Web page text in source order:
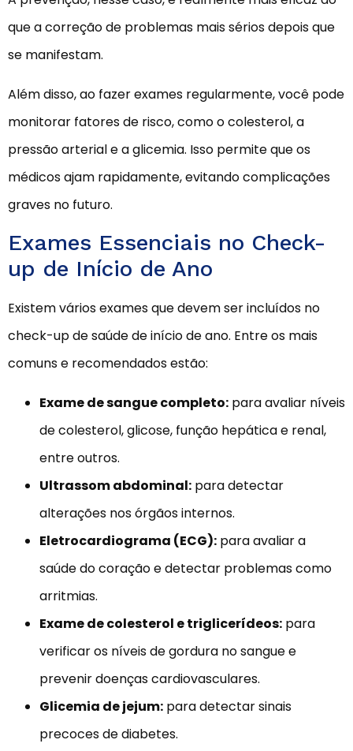
que a correção de problemas mais sérios depois que
se manifestam.
Além disso, ao fazer exames regularmente, você pode
monitorar fatores de risco, como o colesterol, a
pressão arterial e a glicemia. Isso permite que os
médicos ajam rapidamente, evitando complicações
graves no futuro.
Exames Essenciais no Check-
up de Início de Ano
Existem vários exames que devem ser incluídos no
check-up de saúde de início de ano. Entre os mais
comuns e recomendados estão:
Exame de sangue completo: para avaliar níveis
de colesterol, glicose, função hepática e renal,
entre outros.
Ultrassom abdominal: para detectar
alterações nos órgãos internos.
Eletrocardiograma (ECG): para avaliar a
saúde do coração e detectar problemas como
arritmias.
Exame de colesterol e triglicerídeos: para
verificar os níveis de gordura no sangue e
prevenir doenças cardiovasculares.
Glicemia de jejum: para detectar sinais
precoces de diabetes.